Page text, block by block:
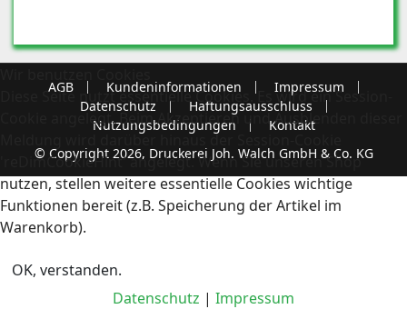
AGB Kundeninformationen
Impressum
Datenschutz
Haftungsausschluss
Nutzungsbedingungen
Kontakt
© Copyright 2026, Druckerei Joh. Walch GmbH & Co. KG
Diese Seite nutzt essentielle Cookies. Es wird ein Session-
Cookie angelegt. Beim Akzeptieren und Ausblenden dieser
Meldung wird darüber hinaus der Session-Cookie
'reDimCookieHint' angelegt. Wenn Sie unseren Shop
nutzen, stellen weitere essentielle Cookies wichtige
Funktionen bereit (z.B. Speicherung der Artikel im
Warenkorb).
OK, verstanden.
Datenschutz | Impressum